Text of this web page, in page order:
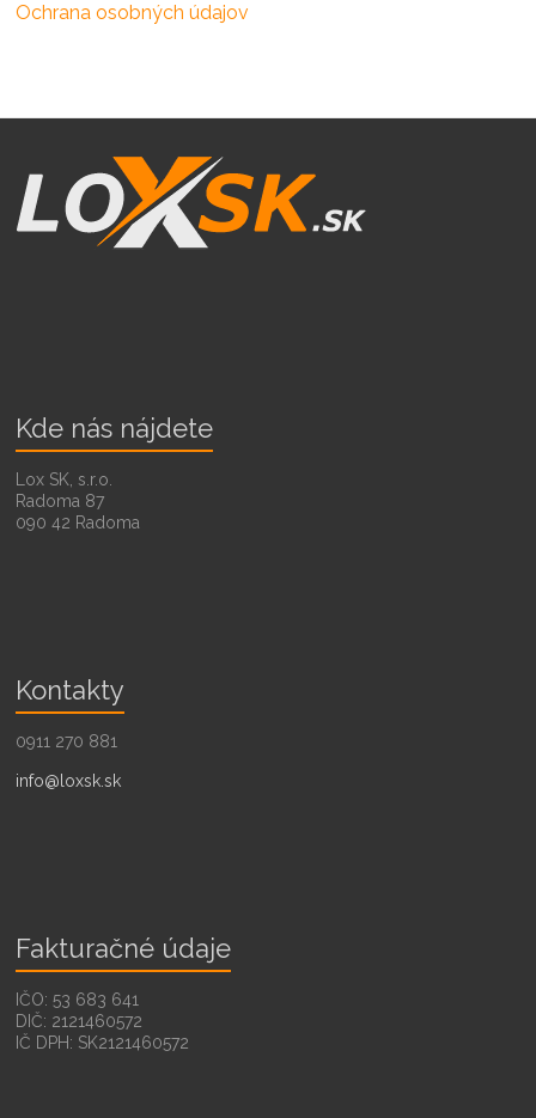
Ochrana osobných údajov
Kde nás nájdete
Lox SK, s.r.o.
Radoma 87
090 42 Radoma
Kontakty
0911 270 881
info@loxsk.sk
Fakturačné údaje
IČO: 53 683 641
DIČ: 2121460572
IČ DPH: SK2121460572